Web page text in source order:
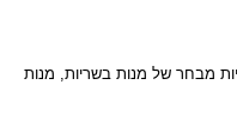
מבחר של מנות בשריות, מנות